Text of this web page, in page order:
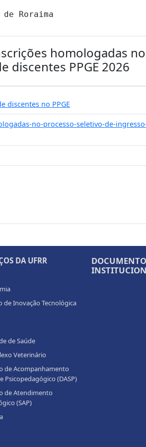
Roraima
homologadas no
discentes PPGE 2026
discentes no PPGE
no-processo-seletivo-de-
DA UFRR
de Inovação Tecnológica
de Saúde
Veterinário
de Acompanhamento
Psicopedagógico (DASP)
de Atendimento
(SAP)